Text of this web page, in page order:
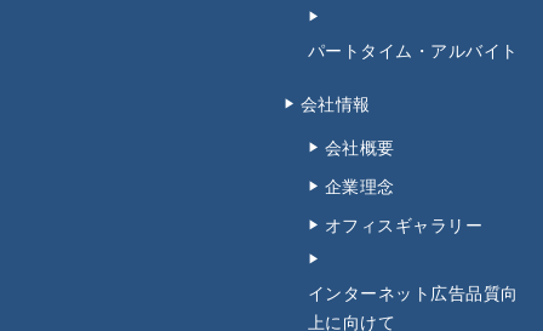
パートタイム・アルバイト
会社情報
会社概要
企業理念
オフィスギャラリー
インターネット広告品質向
上に向けて